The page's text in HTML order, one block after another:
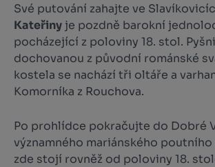
Své putování zahajte ve
Kateřiny je pozdně barokní
pocházející z poloviny 18. stol.
dochovanou z původní románské
kostela se nachází tři oltáře a
Komorníka z Rouchova.
Po prohlídce pokračujte do Dobré
významného mariánského poutního
zde stojí rovněž od poloviny 18.